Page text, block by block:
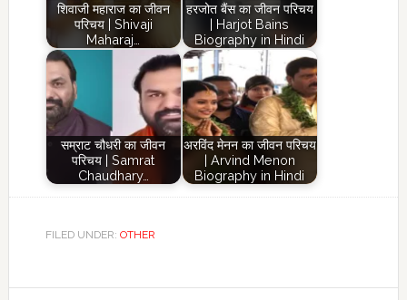
शिवाजी महाराज का जीवन
परिचय | Shivaji
Maharaj…
हरजोत बैंस का जीवन परिचय
| Harjot Bains
Biography in Hindi
सम्राट चौधरी का जीवन
परिचय | Samrat
Chaudhary…
अरविंद मेनन का जीवन परिचय
| Arvind Menon
Biography in Hindi
FILED UNDER: OTHER